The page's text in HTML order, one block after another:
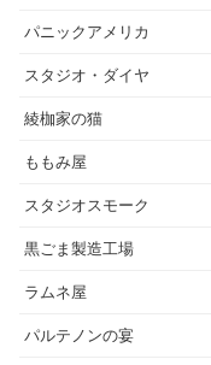
パニックアメリカ
スタジオ・ダイヤ
綾枷家の猫
ももみ屋
スタジオスモーク
黒ごま製造工場
ラムネ屋
パルテノンの宴